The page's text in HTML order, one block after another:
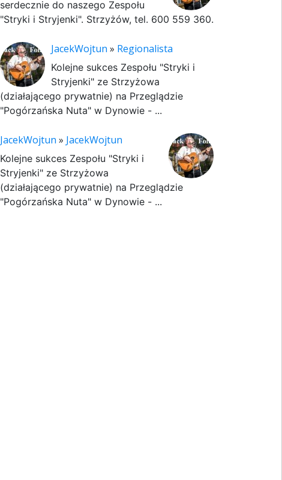
serdecznie do naszego Zespołu
"Stryki i Stryjenki". Strzyżów, tel. 600 559 360.
JacekWojtun » Regionalista
Kolejne sukces Zespołu "Stryki i
Stryjenki" ze Strzyżowa
(działającego prywatnie) na Przeglądzie
"Pogórzańska Nuta" w Dynowie - ...
JacekWojtun » JacekWojtun
Kolejne sukces Zespołu "Stryki i
Stryjenki" ze Strzyżowa
(działającego prywatnie) na Przeglądzie
"Pogórzańska Nuta" w Dynowie - ...